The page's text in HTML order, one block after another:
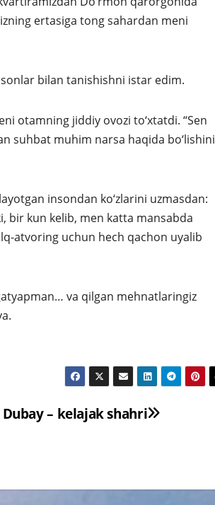
ertasiga tong sahardan meni
bilan tanishishni istar edim.
otamning jiddiy ovozi to‘xtatdi. “Sen
suhbat muhim narsa haqida bo‘lishini
insondan ko‘zlarini uzmasdan:
bir kun kelib, men katta mansabda
atvoring uchun hech qachon uyalib
va qilgan mehnatlaringiz
– kelajak shahri